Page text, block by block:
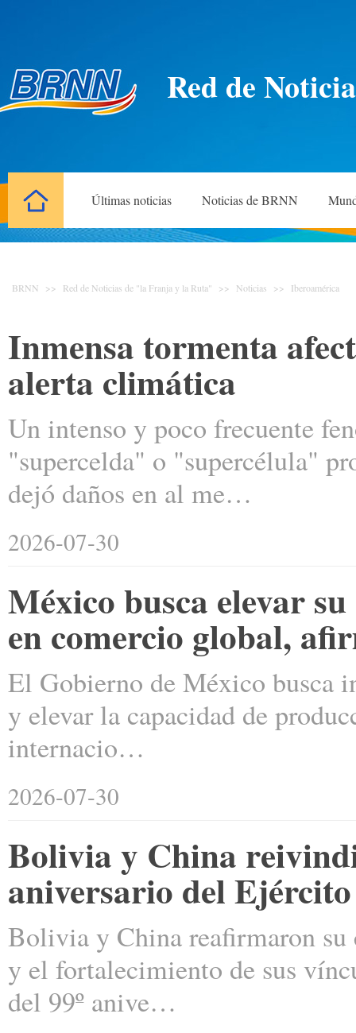
Red de
Últimas noticias Noticias de BRNN
BRNN >> Red de Noticias de "la Franja y la Ruta" >> Noticias >> Iberoamérica
Inmensa tormenta
alerta climática
Un intenso y poco frecuente
"supercelda" o "supercélula"
dejó daños en al me…
2026-07-30
México busca elevar
en comercio global,
El Gobierno de México busca
y elevar la capacidad de
internacio…
2026-07-30
Bolivia y China
aniversario del
Bolivia y China reafirmaron
y el fortalecimiento de sus
del 99º anive…